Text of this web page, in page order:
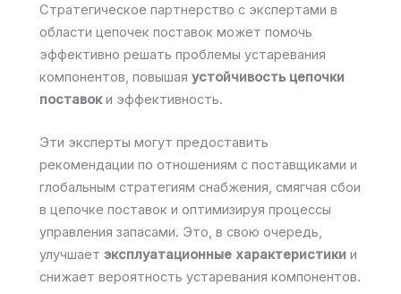
Стратегическое партнерство с экспертами в
области цепочек поставок может помочь
эффективно решать проблемы устаревания
компонентов, повышая устойчивость цепочки
поставоки эффективность.
Эти эксперты могут предоставить
рекомендации по отношениям с поставщиками и
глобальным стратегиям снабжения, смягчая сбои
в цепочке поставок и оптимизируя процессы
управления запасами. Это, в свою очередь,
улучшает эксплуатационные характеристики и
снижает вероятность устаревания компонентов.